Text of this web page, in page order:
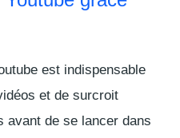
est indispensable
et de surcroit
avant de se lancer dans